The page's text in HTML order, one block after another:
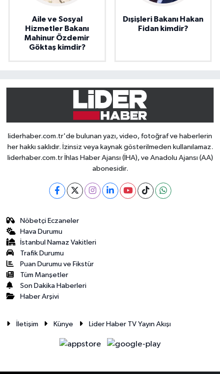
Aile ve Sosyal
Hizmetler Bakanı
Mahinur Özdemir
Göktaş kimdir?
Dışişleri Bakanı Hakan
Fidan kimdir?
liderhaber.com.tr'de bulunan yazı, video, fotoğraf ve haberlerin
her hakkı saklıdır. İzinsiz veya kaynak gösterilmeden kullanılamaz.
liderhaber.com.tr İhlas Haber Ajansı (İHA), ve Anadolu Ajansı (AA)
abonesidir.
Nöbetçi Eczaneler
Hava Durumu
İstanbul Namaz Vakitleri
Trafik Durumu
Puan Durumu ve Fikstür
Tüm Manşetler
Son Dakika Haberleri
Haber Arşivi
İletişim Künye Lider Haber TV Yayın Akışı